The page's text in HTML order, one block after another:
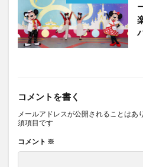
コメントを書く
メールアドレスが公開されることはあ
須項目です
コメント ※